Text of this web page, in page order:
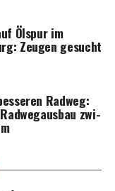
Ölspur im
Zeu­gen gesucht
Rad­weg:
zwi­